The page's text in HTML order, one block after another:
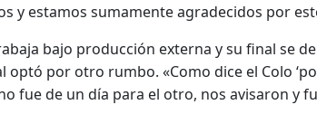
y estamos sumamente agradecidos por
bajo producción externa y su final se
por otro rumbo. «Como dice el Colo
fue de un día para el otro, nos avisaron y